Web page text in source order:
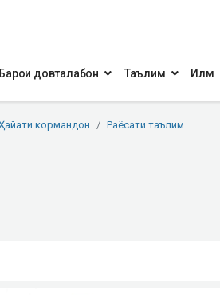
Барои довталабон Таълим Илм
кормандон Раёсати таълим